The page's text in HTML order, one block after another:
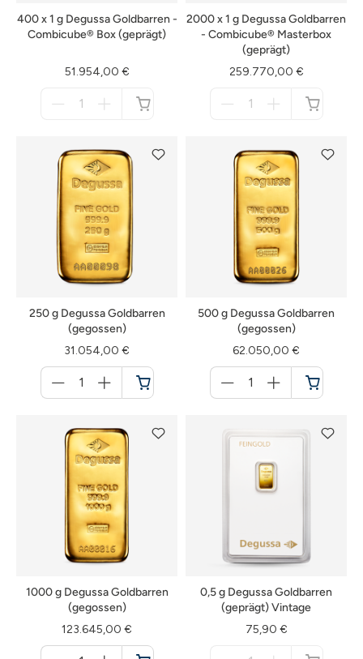
400 x 1 g Degussa Goldbarren -
Combicube® Box (geprägt)
51.954,00 €
2000 x 1 g Degussa Goldbarren
- Combicube® Masterbox
(geprägt)
259.770,00 €
250 g Degussa Goldbarren
(gegossen)
31.054,00 €
für
Warenkorb
500 g Degussa Goldbarren
(gegossen)
62.050,00 €
für
Warenkorb
1000 g Degussa Goldbarren
(gegossen)
123.645,00 €
0,5 g Degussa Goldbarren
(geprägt) Vintage
75,90 €